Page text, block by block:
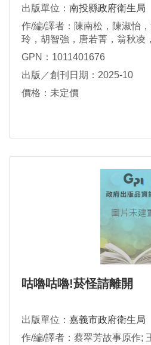
出版單位： 南投縣政府衛生局
作/編/譯者：陳南松，陳淑怡
玲，胡智強，唐若菁，翁秋凌
綉錦，劉玉麗，劉世龍，蕭伊
GPN：1011401676
出版／創刊日期：2025-10
價格：未定價
咕嚕咕嚕!菸怪請離開
出版單位： 嘉義市政府衛生局
作/編/譯者：蔡翠芳故事原作;